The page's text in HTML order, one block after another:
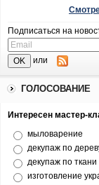
Подписаться на
или
ГОЛОСОВАНИЕ
Интересен мастер-
мыловарение
декупаж по
декупаж по ткани
изготовление